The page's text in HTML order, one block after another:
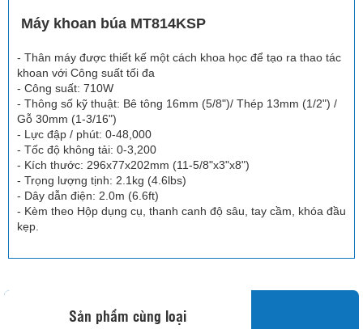
Máy khoan búa MT814KSP
- Thân máy được thiết kế một cách khoa học để tạo ra thao tác
khoan với Công suất tối đa
- Công suất: 710W
- Thông số kỹ thuật: Bê tông 16mm (5/8")/ Thép 13mm (1/2") /
Gỗ 30mm (1-3/16")
- Lực đập / phút: 0-48,000
- Tốc độ không tải: 0-3,200
- Kích thước: 296x77x202mm (11-5/8"x3"x8")
- Trọng lượng tịnh: 2.1kg (4.6lbs)
- Dây dẫn điện: 2.0m (6.6ft)
- Kèm theo Hộp dụng cụ, thanh canh độ sâu, tay cầm, khóa đầu
kẹp.
Sản phẩm cùng loại